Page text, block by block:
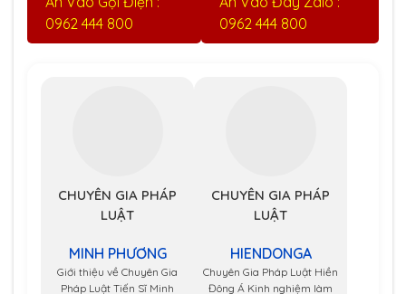
0962 444 800
0962 444 800
CHUYÊN GIA PHÁP
LUẬT
MINH PHƯƠNG
Giới thiệu về Chuyên Gia
Pháp Luật Tiến Sĩ Minh
CHUYÊN GIA PHÁP
LUẬT
HIENDONGA
Chuyên Gia Pháp Luật Hiền
Đông Á Kinh nghiệm làm